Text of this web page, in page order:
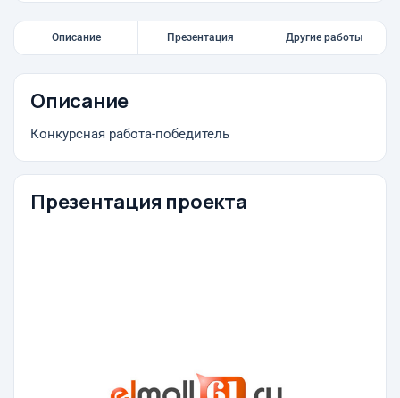
Описание Презентация Другие работы
Описание
Конкурсная работа-победитель
Презентация проекта